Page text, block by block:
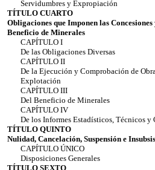
Servidumbres y Expropiación
TÍTULO CUARTO
Obligaciones que Imponen las
Beneficio de Minerales
CAPÍTULO I
De las Obligaciones Diversas
CAPÍTULO II
De la Ejecución y Comprobación de
Explotación
CAPÍTULO III
Del Beneficio de Minerales
CAPÍTULO IV
De los Informes Estadísticos, Técnicos y
TÍTULO QUINTO
Nulidad, Cancelación, Suspensión e
CAPÍTULO ÚNICO
Disposiciones Generales
TÍTULO SEXTO